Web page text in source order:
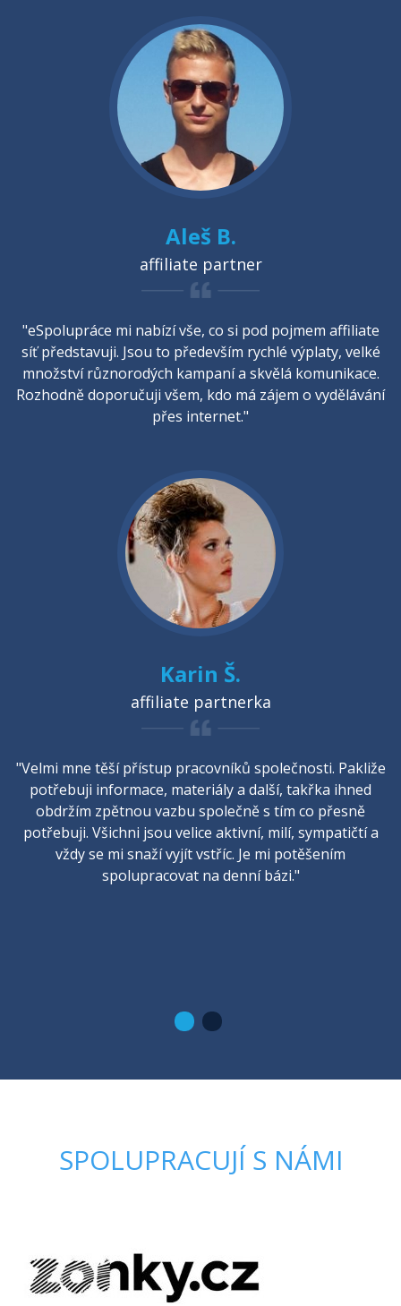
Aleš B.
affiliate partner
"eSpolupráce mi nabízí vše, co si pod pojmem affiliate
síť představuji. Jsou to především rychlé výplaty, velké
množství různorodých kampaní a skvělá komunikace.
Rozhodně doporučuji všem, kdo má zájem o vydělávání
přes internet."
Karin Š.
affiliate partnerka
"Velmi mne těší přístup pracovníků společnosti. Pakliže
potřebuji informace, materiály a další, takřka ihned
obdržím zpětnou vazbu společně s tím co přesně
potřebuji. Všichni jsou velice aktivní, milí, sympatičtí a
vždy se mi snaží vyjít vstříc. Je mi potěšením
spolupracovat na denní bázi."
SPOLUPRACUJÍ S NÁMI